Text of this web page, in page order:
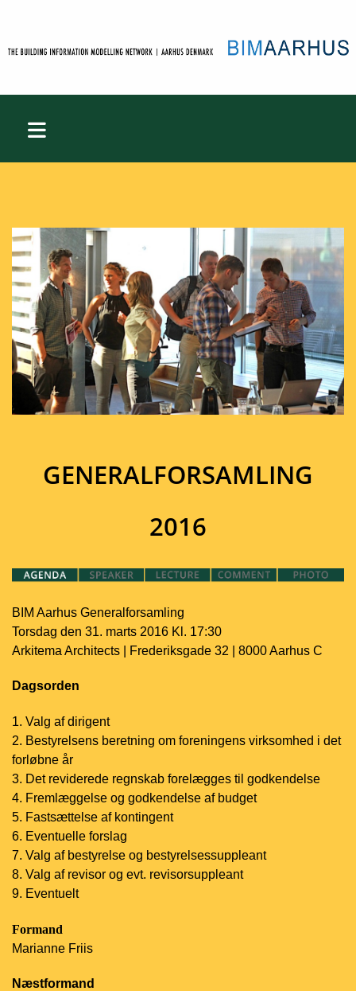
GENERALFORSAMLING
2016
BIM Aarhus Generalforsamling
Torsdag den 31. marts 2016 Kl. 17:30
Arkitema Architects | Frederiksgade 32 | 8000 Aarhus C
Dagsorden
1. Valg af dirigent
2. Bestyrelsens beretning om foreningens virksomhed i det
forløbne år
3. Det reviderede regnskab forelægges til godkendelse
4. Fremlæggelse og godkendelse af budget
5. Fastsættelse af kontingent
6. Eventuelle forslag
7. Valg af bestyrelse og bestyrelsessuppleant
8. Valg af revisor og evt. revisorsuppleant
9. Eventuelt
Formand
Marianne Friis
Næstformand